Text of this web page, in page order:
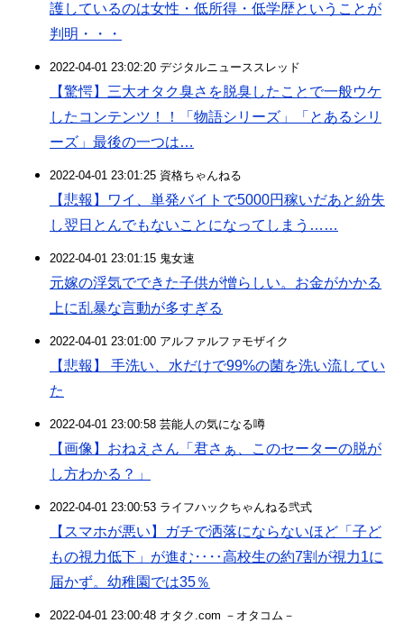
護しているのは女性・低所得・低学歴ということが
判明・・・
2022-04-01 23:02:20 デジタルニューススレッド
【驚愕】三大オタク臭さを脱臭したことで一般ウケ
したコンテンツ！！「物語シリーズ」「とあるシリ
ーズ」最後の一つは…
2022-04-01 23:01:25 資格ちゃんねる
【悲報】ワイ、単発バイトで5000円稼いだあと紛失
し翌日とんでもないことになってしまう……
2022-04-01 23:01:15 鬼女速
元嫁の浮気でできた子供が憎らしい。お金がかかる
上に乱暴な言動が多すぎる
2022-04-01 23:01:00 アルファルファモザイク
【悲報】 手洗い、水だけで99%の菌を洗い流してい
た
2022-04-01 23:00:58 芸能人の気になる噂
【画像】おねえさん「君さぁ、このセーターの脱が
し方わかる？」
2022-04-01 23:00:53 ライフハックちゃんねる弐式
【スマホが悪い】ガチで洒落にならないほど「子ど
もの視力低下」が進む‥‥高校生の約7割が視力1に
届かず。幼稚園では35％
2022-04-01 23:00:48 オタク.com －オタコム－